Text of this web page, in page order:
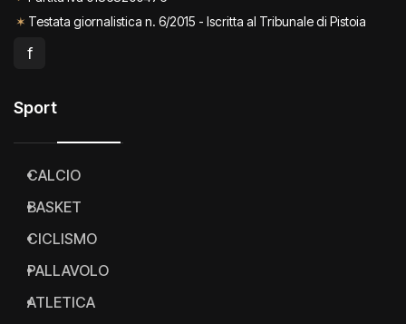
✶ Testata giornalistica n. 6/2015 - Iscritta al Tribunale di Pistoia
f
Sport
CALCIO
BASKET
CICLISMO
PALLAVOLO
ATLETICA